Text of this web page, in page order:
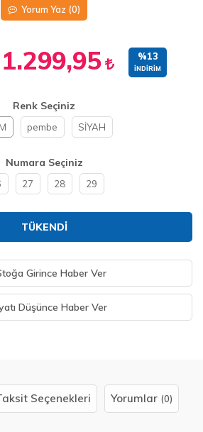
Yorum Yaz (0)
1.299,95 %13
İNDIRIM
Renk Seçiniz
pembe SİYAH
Numara Seçiniz
27 28 29
TÜKENDI
Girince Haber Ver
Düşünce Haber Ver
Seçenekleri Yorumlar (0)